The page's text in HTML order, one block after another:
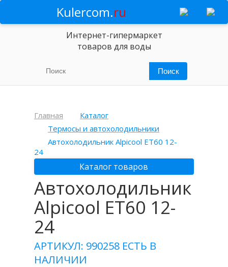
Kulercom.ru
Интернет-гипермаркет
товаров для воды
Главная
Каталог
Термосы и автохолодильники
Автохолодильник Alpicool ЕT60 12-
24
Каталог товаров
Автохолодильник
Alpicool ЕT60 12-
24
АРТИКУЛ: 990258 ЕСТЬ В
НАЛИЧИИ